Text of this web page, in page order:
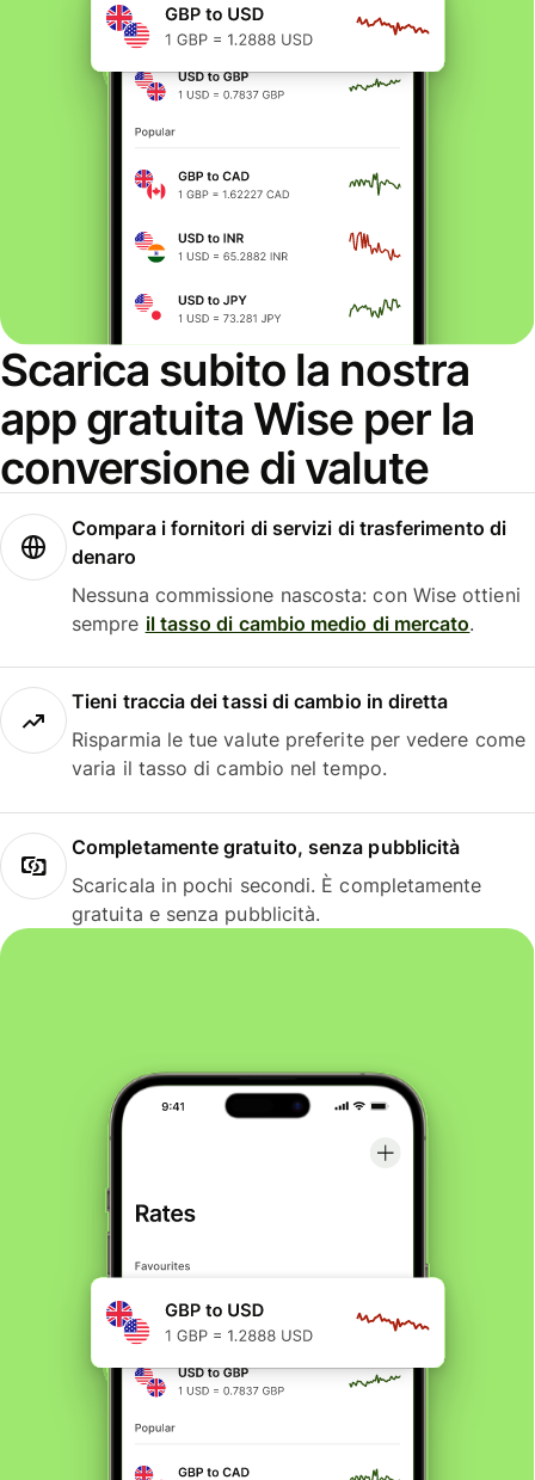
Scarica subito la nostra
app gratuita Wise per la
conversione di valute
Compara i fornitori di servizi di trasferimento di
denaro
Nessuna commissione nascosta: con Wise ottieni
sempre il tasso di cambio medio di mercato.
Tieni traccia dei tassi di cambio in diretta
Risparmia le tue valute preferite per vedere come
varia il tasso di cambio nel tempo.
Completamente gratuito, senza pubblicità
Scaricala in pochi secondi. È completamente
gratuita e senza pubblicità.